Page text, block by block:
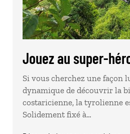
Jouez au super-
Si vous cherchez une façon
dynamique de découvrir la
costaricienne, la tyrolienne
Solidement fixé à…